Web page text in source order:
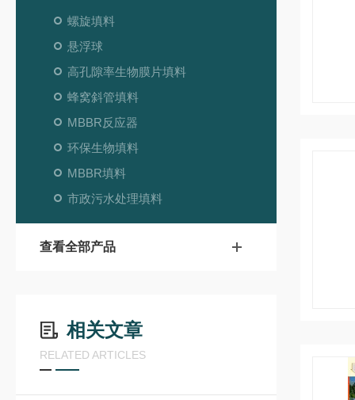
螺旋填料
悬浮球
高孔隙率生物膜片填料
蜂窝斜管填料
MBBR反应器
环保生物填料
MBBR填料
市政污水处理填料
查看全部产品
相关文章
RELATED ARTICLES